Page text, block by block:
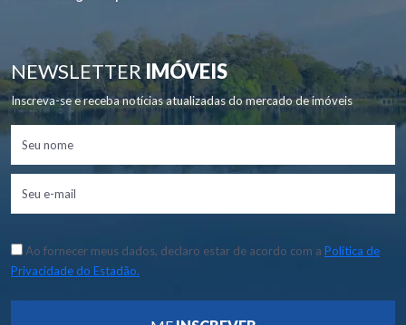
NEWSLETTERIMÓVEIS
Inscreva-se e receba notícias atualizadas do mercado de imóveis
Ao fornecer meus dados, declaro estar de acordo com a Política de
Privacidade do Estadão.